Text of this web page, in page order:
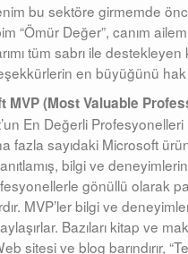
bu sektöre girmemde
“Ömür Değer”, canım
tüm sabrı ile destekleyen
en büyüğünü
MVP (Most Valuable
En Değerli Profesyonelleri
fazla sayıdaki Microsoft
bilgi ve
gönüllü olarak
MVP’ler bilgi ve
Bazıları kitap ve
sitesi ve blog barındırır,